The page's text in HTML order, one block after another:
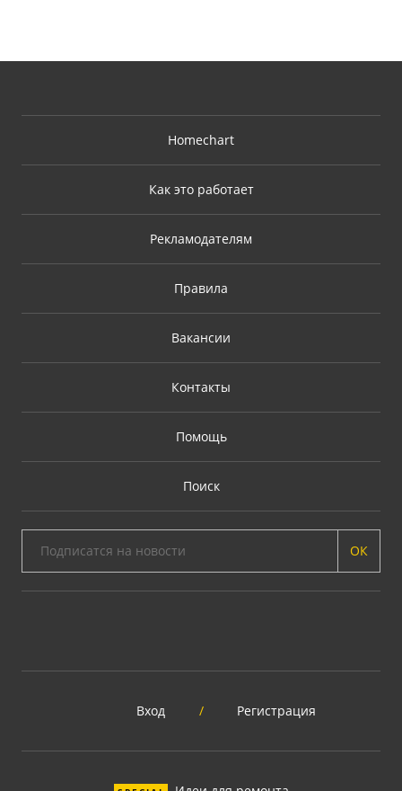
Homechart
Как это работает
Рекламодателям
Правила
Вакансии
Контакты
Помощь
Поиск
ОК
Вход / Регистрация